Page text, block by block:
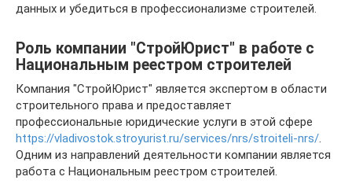
данных и убедиться в профессионализме строителей.
Роль компании "СтройЮрист" в работе с
Национальным реестром строителей
Компания "СтройЮрист" является экспертом в области
строительного права и предоставляет
профессиональные юридические услуги в этой сфере
https://vladivostok.stroyurist.ru/services/nrs/stroiteli-nrs/.
Одним из направлений деятельности компании является
работа с Национальным реестром строителей.